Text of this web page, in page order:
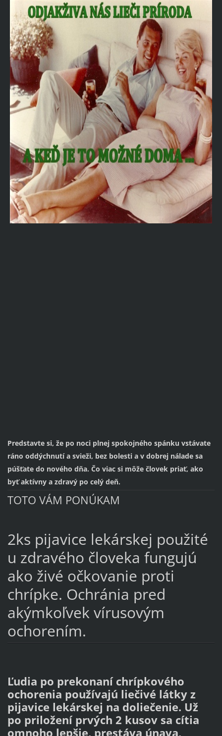
Predstavte si, že po noci plnej spokojného spánku vstávate
ráno oddýchnutí a svieži, bez bolesti a v dobrej nálade sa
púšťate do nového dňa. Čo viac si môže človek priať, ako
byť aktívny a zdravý po celý deň.
TOTO VÁM PONÚKAM
2ks pijavice lekárskej použité
u zdravého človeka fungujú
ako živé očkovanie proti
chrípke. Ochránia pred
akýmkoľvek vírusovým
ochorením.
Ľudia po prekonaní chrípkového
ochorenia používajú liečivé látky z
pijavice lekárskej na doliečenie. Už
po priložení prvých 2 kusov sa cítia
omnoho lepšie, prestáva únava,